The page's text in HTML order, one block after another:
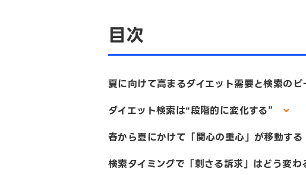
目次
夏に向けて高まるダイエット需要と検索のピ
ダイエット検索は“段階的に変化する”
春から夏にかけて「関心の重心」が移動する
検索タイミングで「刺さる訴求」はどう変わ